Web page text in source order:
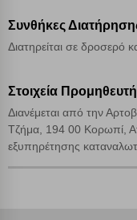
Συνθήκες
Διατηρείται σε δροσερό
Στοιχεία Προμηθευτή
Διανέμεται από την
Τζήμα, 194 00 Κορωπί,
εξυπηρέτησης